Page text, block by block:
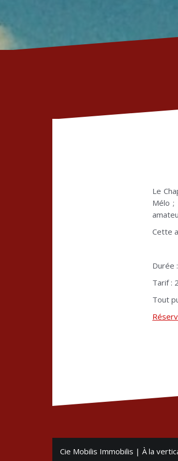
Le
Mélo
Cette
Durée
Tarif :
Tout
Navigation
Cie Mobilis Immobilis | À la